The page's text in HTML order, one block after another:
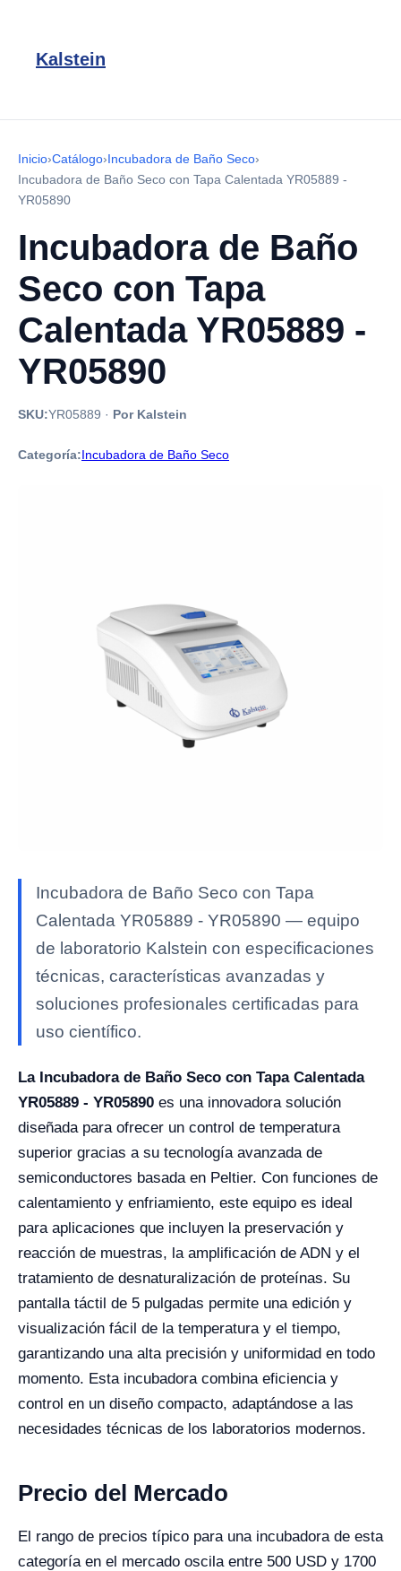
Kalstein
Inicio›Catálogo›Incubadora de Baño Seco›
Incubadora de Baño Seco con Tapa Calentada YR05889 -
YR05890
Incubadora de Baño
Seco con Tapa
Calentada YR05889 -
YR05890
SKU:YR05889 · Por Kalstein
Categoría:Incubadora de Baño Seco
Incubadora de Baño Seco con Tapa
Calentada YR05889 - YR05890 — equipo
de laboratorio Kalstein con especificaciones
técnicas, características avanzadas y
soluciones profesionales certificadas para
uso científico.
La Incubadora de Baño Seco con Tapa Calentada
YR05889 - YR05890 es una innovadora solución
diseñada para ofrecer un control de temperatura
superior gracias a su tecnología avanzada de
semiconductores basada en Peltier. Con funciones de
calentamiento y enfriamiento, este equipo es ideal
para aplicaciones que incluyen la preservación y
reacción de muestras, la amplificación de ADN y el
tratamiento de desnaturalización de proteínas. Su
pantalla táctil de 5 pulgadas permite una edición y
visualización fácil de la temperatura y el tiempo,
garantizando una alta precisión y uniformidad en todo
momento. Esta incubadora combina eficiencia y
control en un diseño compacto, adaptándose a las
necesidades técnicas de los laboratorios modernos.
Precio del Mercado
El rango de precios típico para una incubadora de esta
categoría en el mercado oscila entre 500 USD y 1700